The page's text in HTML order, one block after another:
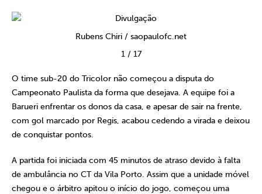
Rubens Chiri / saopaulofc.net
1/ 17
O time sub-20 do Tricolor não começou a disputa do
Campeonato Paulista da forma que desejava. A equipe foi a
Barueri enfrentar os donos da casa, e apesar de sair na frente,
com gol marcado por Regis, acabou cedendo a virada e deixou
de conquistar pontos.
A partida foi iniciada com 45 minutos de atraso devido à falta
de ambulância no CT da Vila Porto. Assim que a unidade móvel
chegou e o árbitro apitou o início do jogo, começou uma